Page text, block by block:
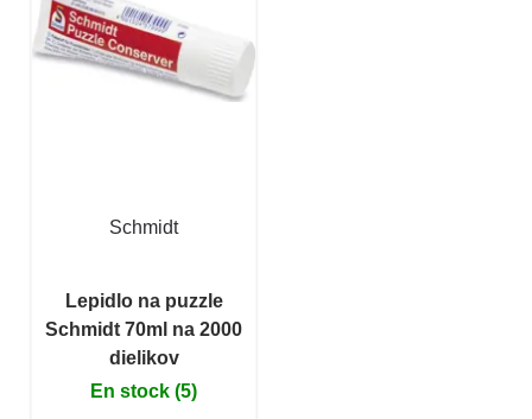
Schmidt
Lepidlo na puzzle
Schmidt 70ml na 2000
dielikov
En stock (5)